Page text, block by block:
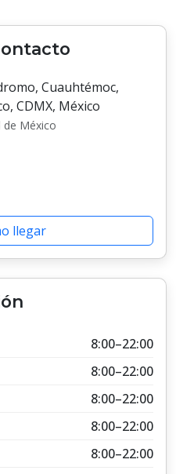
Cuauhtémoc,
CDMX, México
de México
llegar
8:00–22:00
8:00–22:00
8:00–22:00
8:00–22:00
8:00–22:00